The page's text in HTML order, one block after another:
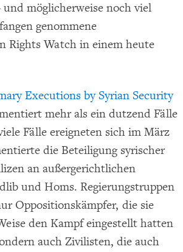
möglicherweise noch viel
genommene
Rights Watch in einem heute
Executions by Syrian Security
mehr als ein dutzend Fälle
Fälle ereigneten sich im März
die Beteiligung syrischer
an außergerichtlichen
und Homs. Regierungstruppen
Oppositionskämpfer, die sie
den Kampf eingestellt hatten
auch Zivilisten, die auch